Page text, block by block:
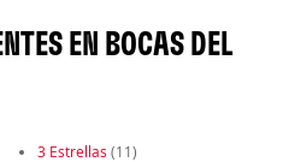
EN BOCAS DEL
3 Estrellas (11)